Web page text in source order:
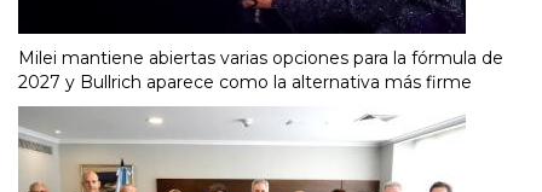
Milei mantiene abiertas varias opciones para la fórmula de
2027 y Bullrich aparece como la alternativa más firme